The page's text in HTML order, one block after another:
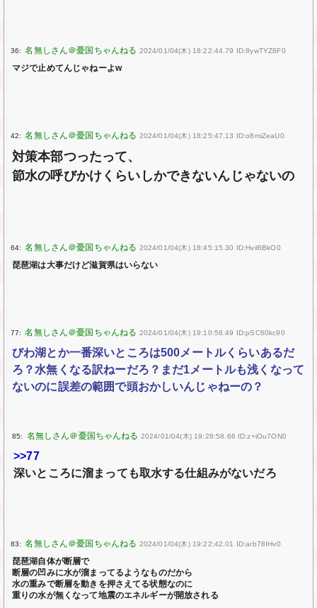
36: 2024/01/04(木) 18:22:44.79 ID:8ywTYZ8F0
マジで止めてんじゃねーよw
42: 2024/01/04(木) 18:25:47.13 ID:o8miZeaU0
対策本部つったって、
節水の呼びかけくらいしかできないんじゃないの
64: 2024/01/04(木) 18:45:15.30 ID:Hvil6BkO0
琵琶湖は大事だけど滋賀県はいらない
77: 2024/01/04(木) 19:10:58.49 ID:pSC60kc90
びわ湖とか一番深いところは500メートルくらいあるだ
ろ？水無くなる訳ねーだろ？まだ1メートルも浅くなって
ないのに誤差の範囲で頭おかしいんじゃねーの？
85: 2024/01/04(木) 19:28:58.66 ID:z+iOu7ON0
>>77
深いところに溜まっても取水する仕組みがないだろ
83: 2024/01/04(木) 19:22:42.01 ID:arb78IHv0
琵琶湖自体が断層で
断層の凹みに水が溜まってるようなものだから
水の重みで断層を動きを押さえてる状態なのに
重りの水が無くなって地震のエネルギーが開放される